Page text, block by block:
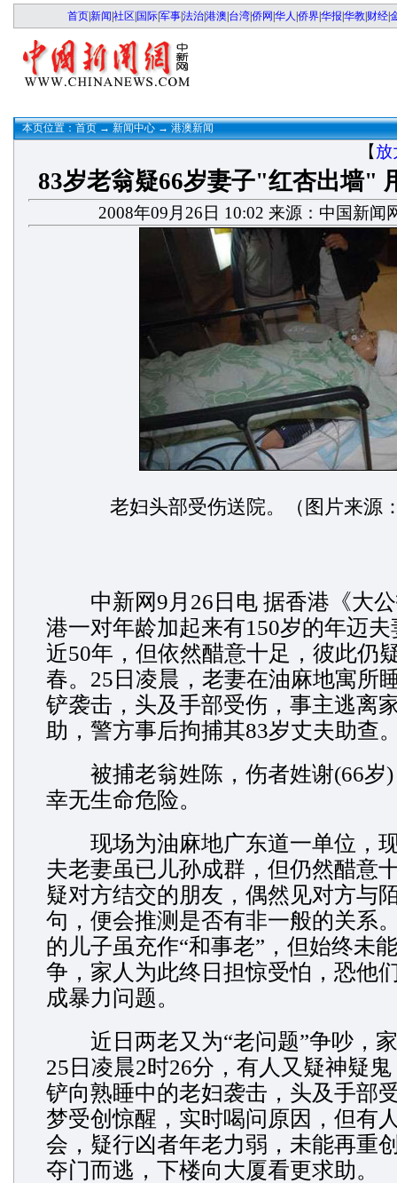
首页|新闻 社区 国际|军事|法治|港澳 台湾|侨网 华人 侨界|华报 华教| 财经|
本页位置： 首页 → 新闻中心 → 港澳新闻
【放
83岁老翁疑66岁妻子"红杏出墙"
2008年09月26日 10:02 来源：中国新闻
老妇头部受伤送院。（图片来源
中新网9月26日电 据香港《大公
港一对年龄加起来有150岁的年迈
近50年，但依然醋意十足，彼此仍
春。25日凌晨，老妻在油麻地寓所
铲袭击，头及手部受伤，事主逃离
助，警方事后拘捕其83岁丈夫助查
被捕老翁姓陈，伤者姓谢(66岁)
幸无生命危险。
现场为油麻地广东道一单位，
夫老妻虽已儿孙成群，但仍然醋意
疑对方结交的朋友，偶然见对方与
句，便会推测是否有非一般的关系
的儿子虽充作“和事老”，但始终未
争，家人为此终日担惊受怕，恐他
成暴力问题。
近日两老又为“老问题”争吵，
25日凌晨2时26分，有人又疑神疑
铲向熟睡中的老妇袭击，头及手部
梦受创惊醒，实时喝问原因，但有
会，疑行凶者年老力弱，未能再重
夺门而逃，下楼向大厦看更求助。